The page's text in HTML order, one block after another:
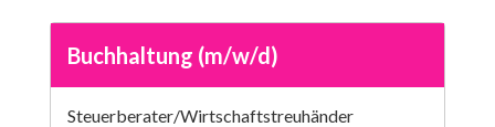
Buchhaltung (m/w/d)
Steuerberater/Wirtschaftstreuhänder